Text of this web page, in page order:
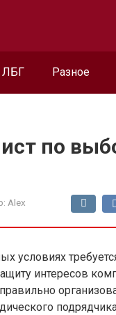
ЛБГ Разное
по
Alex
условиях
интересов